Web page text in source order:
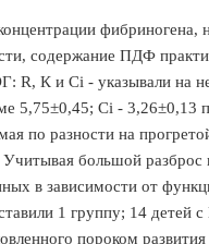
содержание ПДФ
R, К и Ci - указывали на
5,75±0,45; Ci - 3,26±0,13
по разности на
большой
в зависимости от
1 группу; 14 детей
пороком